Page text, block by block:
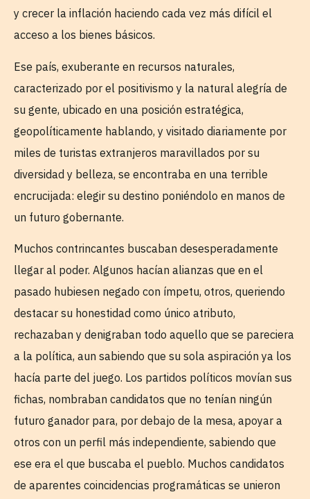
y crecer la inflación haciendo cada vez más difícil el
acceso a los bienes básicos.
Ese país, exuberante en recursos naturales,
caracterizado por el positivismo y la natural alegría de
su gente, ubicado en una posición estratégica,
geopolíticamente hablando, y visitado diariamente por
miles de turistas extranjeros maravillados por su
diversidad y belleza, se encontraba en una terrible
encrucijada: elegir su destino poniéndolo en manos de
un futuro gobernante.
Muchos contrincantes buscaban desesperadamente
llegar al poder. Algunos hacían alianzas que en el
pasado hubiesen negado con ímpetu, otros, queriendo
destacar su honestidad como único atributo,
rechazaban y denigraban todo aquello que se pareciera
a la política, aun sabiendo que su sola aspiración ya los
hacía parte del juego. Los partidos políticos movían sus
fichas, nombraban candidatos que no tenían ningún
futuro ganador para, por debajo de la mesa, apoyar a
otros con un perfil más independiente, sabiendo que
ese era el que buscaba el pueblo. Muchos candidatos
de aparentes coincidencias programáticas se unieron